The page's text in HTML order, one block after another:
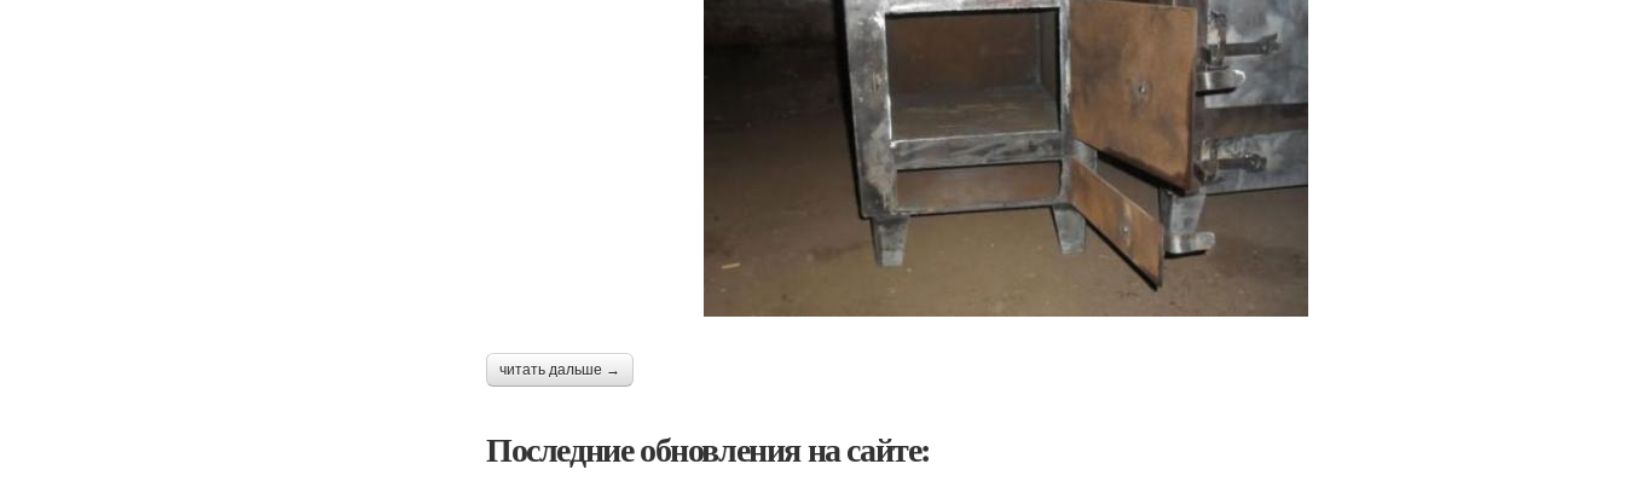
читать дальше →
Последние обновления на сайте: